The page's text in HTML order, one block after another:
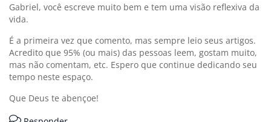
Gabriel, você escreve muito bem e tem uma visão reflexiva da
vida.
É a primeira vez que comento, mas sempre leio seus artigos.
Acredito que 95% (ou mais) das pessoas leem, gostam muito,
mas não comentam, etc. Espero que continue dedicando seu
tempo neste espaço.
Que Deus te abençoe!